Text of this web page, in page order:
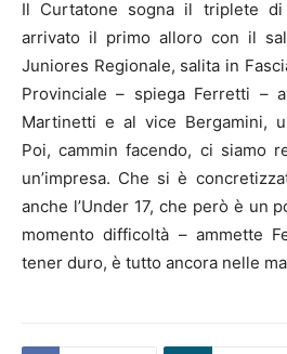
Il Curtatone sogna il triplete di
arrivato il primo alloro con il
Juniores Regionale, salita in
Provinciale – spiega Ferretti –
Martinetti e al vice Bergamini,
Poi, cammin facendo, ci siamo
un’impresa. Che si è
anche l’Under 17, che però è un
momento difficoltà – ammette
tener duro, è tutto ancora nelle